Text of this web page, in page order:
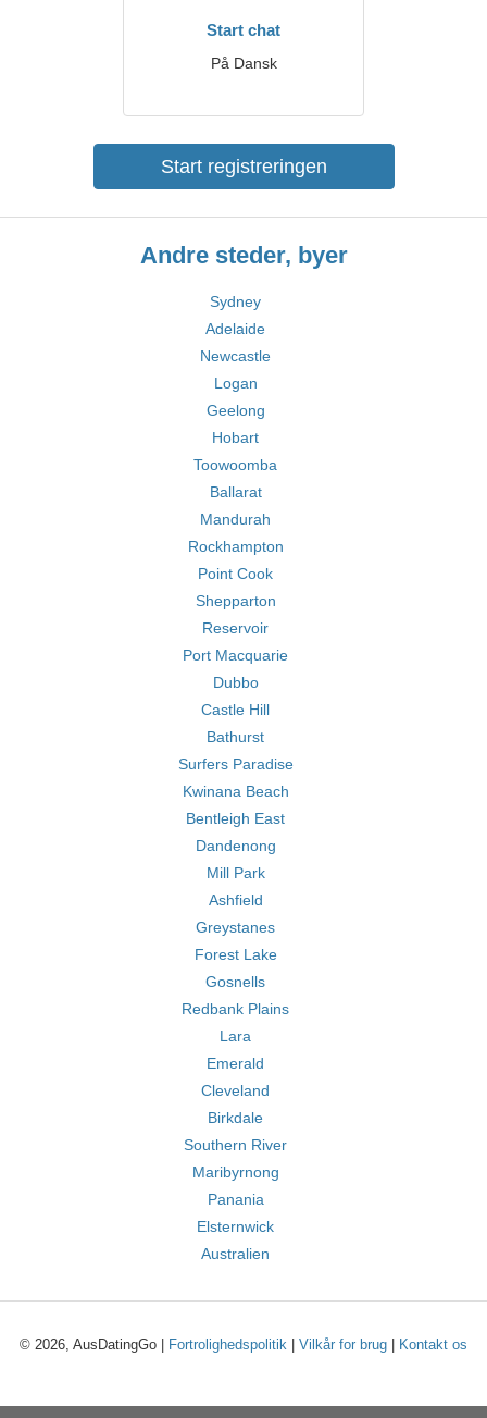
Start chat
På Dansk
Start registreringen
Andre steder, byer
Sydney
Adelaide
Newcastle
Logan
Geelong
Hobart
Toowoomba
Ballarat
Mandurah
Rockhampton
Point Cook
Shepparton
Reservoir
Port Macquarie
Dubbo
Castle Hill
Bathurst
Surfers Paradise
Kwinana Beach
Bentleigh East
Dandenong
Mill Park
Ashfield
Greystanes
Forest Lake
Gosnells
Redbank Plains
Lara
Emerald
Cleveland
Birkdale
Southern River
Maribyrnong
Panania
Elsternwick
Australien
© 2026, AusDatingGo | Fortrolighedspolitik Vilkår for brug Kontakt os